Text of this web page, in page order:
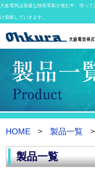
大倉電気は急速な技術革新が進む中、培っ
け貢献していきます。
HOME 製品一覧
製品一覧